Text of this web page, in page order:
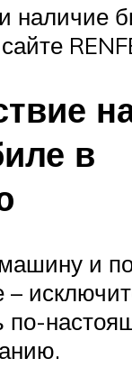
наличие
в
и
–
по-